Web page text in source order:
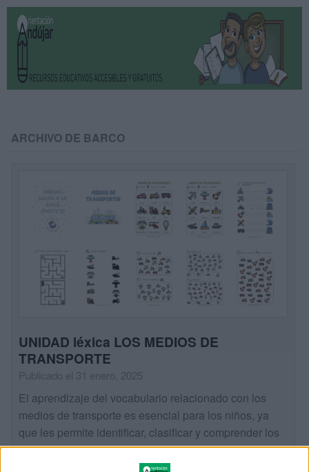
ARCHIVO DE BARCO
UNIDAD léxica LOS MEDIOS DE
TRANSPORTE
Publicado el 31 enero, 2025
El aprendizaje del vocabulario relacionado con los
medios de transporte es esencial para los niños, ya
que les permite identificar, clasificar y comprender los
diferentes tipos de vehículos que nos […]